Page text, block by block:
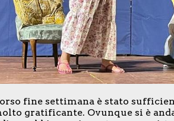
fine settimana è stato
gratificante. Ovunque si è